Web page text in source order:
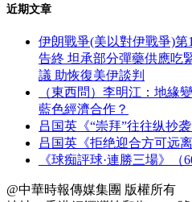
近期文章
伊朗戰爭(美以對伊戰爭)
告終 坦承部分彈藥供應吃
議 助恢復美伊談判
（東西問）李明江：地緣
藍色經濟合作？
吕国英《“崇拜”往往纵抄
吕国英《拒绝迎合方可远
《球痴評球·連勝三場》（
@中華時報傳媒集團 版權所有